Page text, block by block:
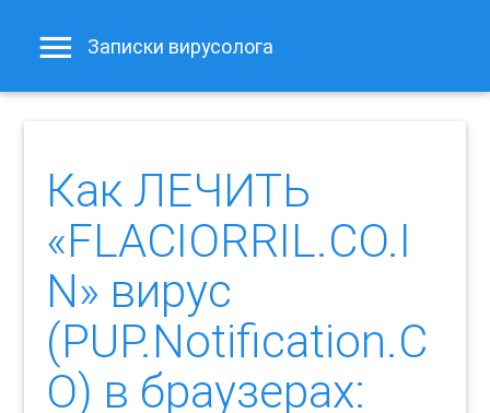
Записки вирусолога
Как ЛЕЧИТЬ
«FLACIORRIL.CO.I
N» вирус
(PUP.Notification.C
O) в браузерах: